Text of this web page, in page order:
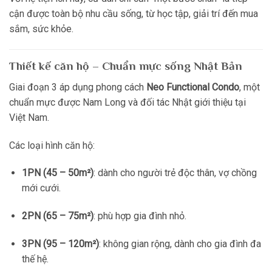
cận được toàn bộ nhu cầu sống, từ học tập, giải trí đến mua
sắm, sức khỏe.
Thiết kế căn hộ – Chuẩn mực sống Nhật Bản
Giai đoạn 3 áp dụng phong cách Neo Functional Condo, một
chuẩn mực được Nam Long và đối tác Nhật giới thiệu tại
Việt Nam.
Các loại hình căn hộ:
1PN (45 – 50m²): dành cho người trẻ độc thân, vợ chồng
mới cưới.
2PN (65 – 75m²): phù hợp gia đình nhỏ.
3PN (95 – 120m²): không gian rộng, dành cho gia đình đa
thế hệ.